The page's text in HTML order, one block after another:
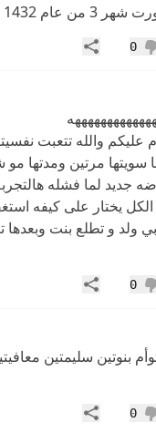
عام 1432
إعجاب
0 مشاركة
عليكم والله تتعبت
سويتها مرتين ومدتها مو
جديد لما فشله
الكل يختار على كيفه
ولد و تطلع بنت
إعجاب
0 مشاركة
بنوتين سليمتين
إعجاب
0 مشاركة